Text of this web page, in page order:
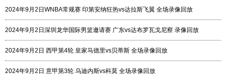
2024年9月2日WNBA常规赛 印第安纳狂热vs达拉斯飞翼 全场录像回放
2024年9月2日深圳龙华国际男篮邀请赛 广东vs达布罗瓦戈尼察 录像回放
2024年9月2日 西甲第4轮 皇家马德里vs贝蒂斯 全场录像回放
2024年9月2日 意甲第3轮 乌迪内斯vs科莫 全场录像回放